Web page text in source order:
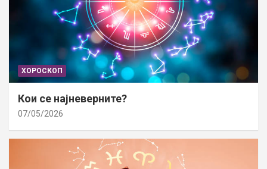
ХОРОСКОП
Кои се најневерните?
07/05/2026